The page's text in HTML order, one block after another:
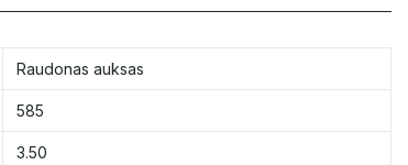
Raudonas auksas
585
3.50